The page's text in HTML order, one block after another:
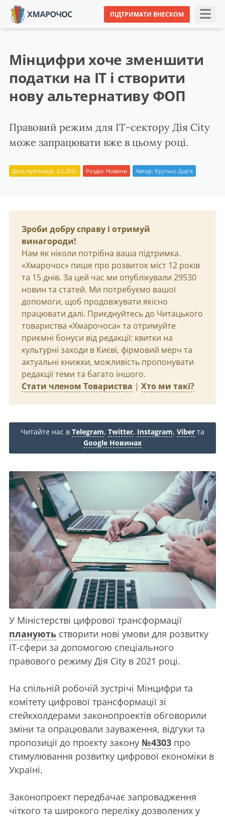
ПІДТРИМАТИ ВНЕСКОМ
Мінцифри хоче зменшити
податки на IT і створити
нову альтернативу ФОП
Правовий режим для ІТ-сектору Дія City
може запрацювати вже в цьому році.
Дата публікації: 3.2.2021 Розділ: Новини Автор: Крутько Дар'я
Зроби добру справу і отримуй
винагороди!
Нам як ніколи потрібна ваша підтримка.
«Хмарочос» пише про розвиток міст 12 років
та 15 днів. За цей час ми опублікували 29530
новин та статей. Ми потребуємо вашої
допомоги, щоб продовжувати якісно
працювати далі. Приєднуйтесь до Читацького
товариства «Хмарочоса» та отримуйте
приємні бонуси від редакції: квитки на
культурні заходи в Києві, фірмовий мерч та
актуальні книжки, можливість пропонувати
редакції теми та багато іншого.
Стати членом Товариства | Хто ми такі?
Читайте нас в Telegram, Twitter, Instagram, Viber та
Google Новинах
У Міністерстві цифрової трансформації
планують створити нові умови для розвитку
IT-сфери за допомогою спеціального
правового режиму Дія City в 2021 році.
На спільній робочій зустрічі Мінцифри та
комітету цифрової трансформації зі
стейкхолдерами законопроектів обговорили
зміни та опрацювали зауваження, відгуки та
пропозиції до проєкту закону №4303 про
стимулювання розвитку цифрової економіки в
Україні.
Законопроект передбачає запровадження
чіткого та широкого переліку дозволених у